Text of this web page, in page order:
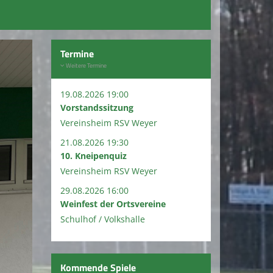
Termine
Weitere Termine
19.08.2026 19:00
Vorstandssitzung
Vereinsheim RSV Weyer
21.08.2026 19:30
10. Kneipenquiz
Vereinsheim RSV Weyer
29.08.2026 16:00
Weinfest der Ortsvereine
Schulhof / Volkshalle
Kommende Spiele